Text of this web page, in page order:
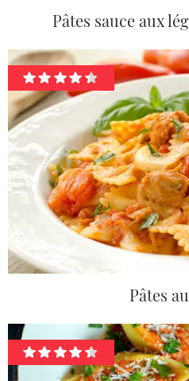
Pâtes sauce aux
Pâtes